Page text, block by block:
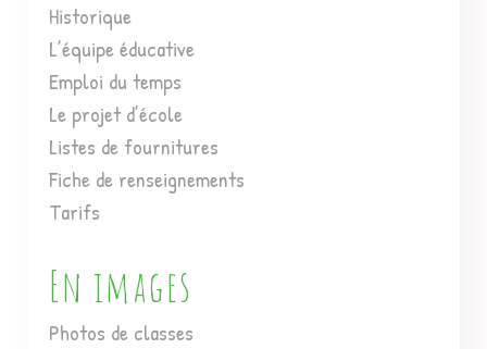
Historique
L’équipe éducative
Emploi du temps
Le projet d’école
Listes de fournitures
Fiche de renseignements
Tarifs
En images
Photos de classes